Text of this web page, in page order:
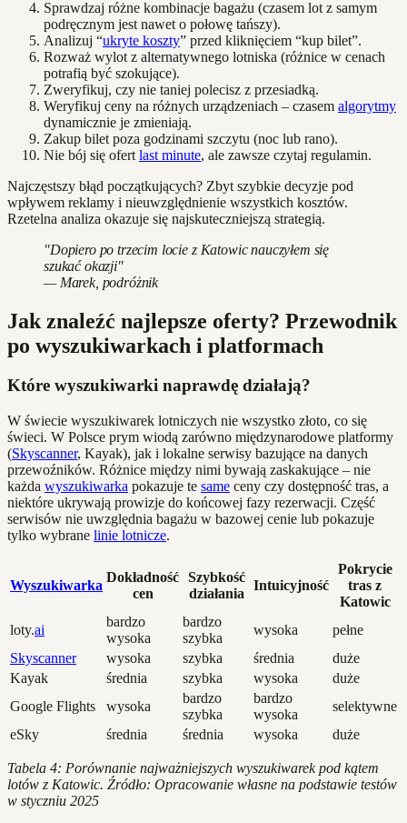
Sprawdzaj różne kombinacje bagażu (czasem lot z samym
podręcznym jest nawet o połowę tańszy).
Analizuj “ukryte koszty” przed kliknięciem “kup bilet”.
Rozważ wylot z alternatywnego lotniska (różnice w cenach
potrafią być szokujące).
Zweryfikuj, czy nie taniej polecisz z przesiadką.
Weryfikuj ceny na różnych urządzeniach – czasem algorytmy
dynamicznie je zmieniają.
Zakup bilet poza godzinami szczytu (noc lub rano).
Nie bój się ofert last minute, ale zawsze czytaj regulamin.
Najczęstszy błąd początkujących? Zbyt szybkie decyzje pod
wpływem reklamy i nieuwzględnienie wszystkich kosztów.
Rzetelna analiza okazuje się najskuteczniejszą strategią.
"Dopiero po trzecim locie z Katowic nauczyłem się
szukać okazji"
— Marek, podróżnik
Jak znaleźć najlepsze oferty? Przewodnik
po wyszukiwarkach i platformach
Które wyszukiwarki naprawdę działają?
W świecie wyszukiwarek lotniczych nie wszystko złoto, co się
świeci. W Polsce prym wiodą zarówno międzynarodowe platformy
(Skyscanner, Kayak), jak i lokalne serwisy bazujące na danych
przewoźników. Różnice między nimi bywają zaskakujące – nie
każda wyszukiwarka pokazuje te same ceny czy dostępność tras, a
niektóre ukrywają prowizje do końcowej fazy rezerwacji. Część
serwisów nie uwzględnia bagażu w bazowej cenie lub pokazuje
tylko wybrane linie lotnicze.
Wyszukiwarka
Dokładność
cen
Szybkość
działania
Intuicyjność
Pokrycie
tras z
Katowic
loty.ai
bardzo
wysoka
bardzo
szybka
wysoka
pełne
Skyscanner
wysoka szybka średnia
duże
Kayak
średnia szybka wysoka
duże
Google Flights
wysoka
bardzo
szybka
bardzo
wysoka
selektywne
eSky
średnia średnia wysoka duże
Tabela 4: Porównanie najważniejszych wyszukiwarek pod kątem
lotów z Katowic. Źródło: Opracowanie własne na podstawie testów
w styczniu 2025